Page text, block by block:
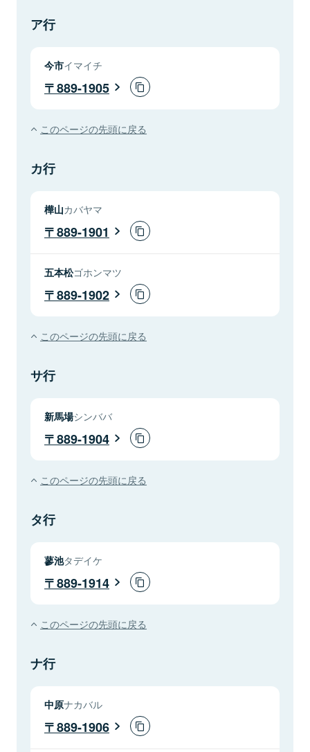
ア行
今市イマイチ
889-1905
このページの先頭に戻る
カ行
樺山カバヤマ
889-1901
五本松ゴホンマツ
889-1902
このページの先頭に戻る
サ行
新馬場シンババ
889-1904
このページの先頭に戻る
タ行
蓼池タデイケ
889-1914
このページの先頭に戻る
ナ行
中原ナカバル
889-1906